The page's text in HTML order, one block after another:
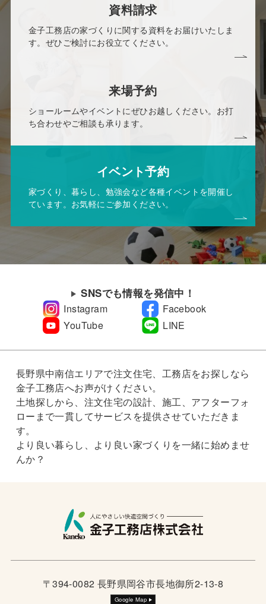
資料請求
金子工務店の家づくりに関する資料をお届けいたしま
す。ぜひご検討にお役立てください。
来場予約
ショールームやイベントにぜひお越しください。お打
ち合わせやご相談も承ります。
イベント予約
家づくり、暮らし、勉強会など各種イベントを開催し
ています。お気軽にご参加ください。
SNSでも情報を発信中！
Instagram
Facebook
YouTube
LINE
長野県中南信エリアで注文住宅、工務店をお探しなら
金子工務店へお声がけください。
土地探しから、注文住宅の設計、施工、アフターフォ
ローまで一貫してサービスを提供させていただきま
す。
より良い暮らし、より良い家づくりを一緒に始めませ
んか？
〒394-0082 長野県岡谷市長地御所2-13-8
Google Map